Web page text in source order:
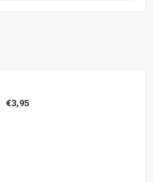
€3,95